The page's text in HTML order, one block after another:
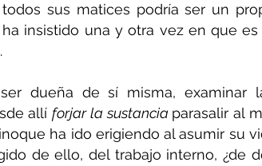
sus matices podría ser un
insistido una y otra vez en que
dueña de sí misma, examinar
allí forjar la sustancia parasalir al
ha ido erigiendo al asumir su
de ello, del trabajo interno, ¿de